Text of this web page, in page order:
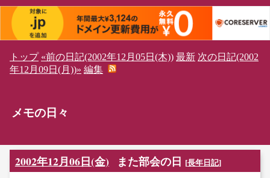
トップ «前の日記(2002年12月05日(木)) 最新 次の日記(2002
年12月09日(月))» 編集
メモの日々
2002年12月06日(金) また部会の日 [長年日記]